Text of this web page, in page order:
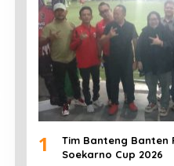
1
Tim Banteng Banten
Soekarno Cup 2026